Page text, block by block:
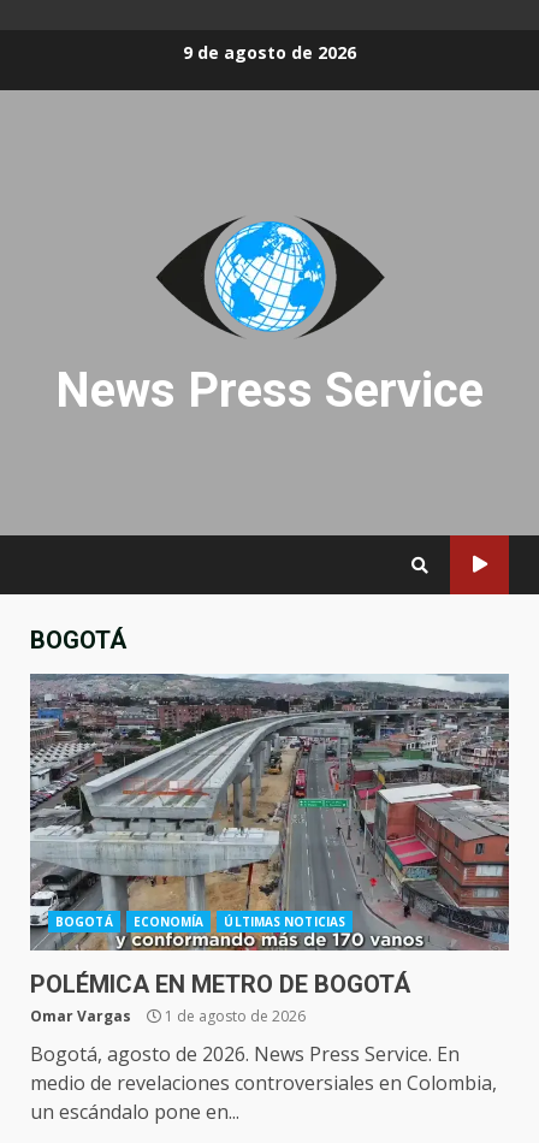
9 de agosto de 2026
News Press Service
BOGOTÁ
BOGOTÁ ECONOMÍA ÚLTIMAS NOTICIAS
POLÉMICA EN METRO DE BOGOTÁ
Omar Vargas 1 de agosto de 2026
Bogotá, agosto de 2026. News Press Service. En
medio de revelaciones controversiales en Colombia,
un escándalo pone en...